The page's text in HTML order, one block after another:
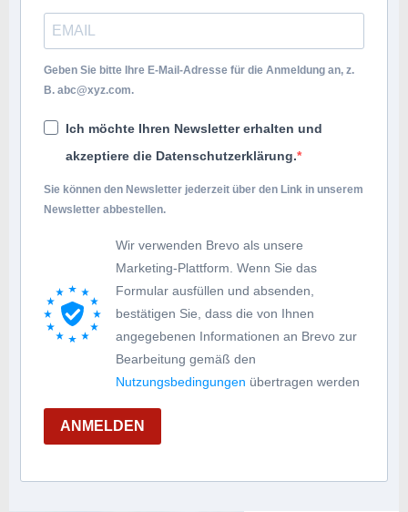
Geben Sie bitte Ihre E-Mail-Adresse für die Anmeldung an, z.
B. abc@xyz.com.
Ich möchte Ihren Newsletter erhalten und
akzeptiere die Datenschutzerklärung.
Sie können den Newsletter jederzeit über den Link in unserem
Newsletter abbestellen.
Wir verwenden Brevo als unsere
Marketing-Plattform. Wenn Sie das
Formular ausfüllen und absenden,
bestätigen Sie, dass die von Ihnen
angegebenen Informationen an Brevo zur
Bearbeitung gemäß den
Nutzungsbedingungen übertragen werden
ANMELDEN